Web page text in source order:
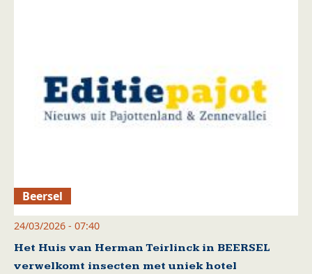
Beersel
24/03/2026 - 07:40
Het Huis van Herman Teirlinck in BEERSEL
verwelkomt insecten met uniek hotel